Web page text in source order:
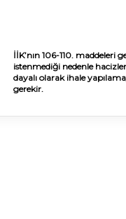
İİK’nın 106-110. maddeleri
istenmediği nedenle
dayalı olarak ihale
gerekir.